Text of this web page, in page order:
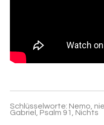
Schlüsselworte: Nemo,
Gabriel, Psalm 91, Nichts